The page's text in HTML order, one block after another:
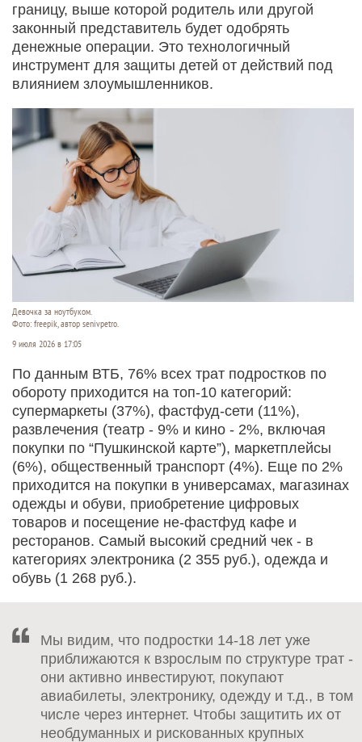
границу, выше которой родитель или другой
законный представитель будет одобрять
денежные операции. Это технологичный
инструмент для защиты детей от действий под
влиянием злоумышленников.
Девочка за ноутбуком.
Фото: freepik, автор senivpetro.
9 июля 2026 в 17:05
По данным ВТБ, 76% всех трат подростков по
обороту приходится на топ-10 категорий:
супермаркеты (37%), фастфуд-сети (11%),
развлечения (театр - 9% и кино - 2%, включая
покупки по “Пушкинской карте”), маркетплейсы
(6%), общественный транспорт (4%). Еще по 2%
приходится на покупки в универсамах, магазинах
одежды и обуви, приобретение цифровых
товаров и посещение не-фастфуд кафе и
ресторанов. Самый высокий средний чек - в
категориях электроника (2 355 руб.), одежда и
обувь (1 268 руб.).
Мы видим, что подростки 14-18 лет уже
приближаются к взрослым по структуре трат -
они активно инвестируют, покупают
авиабилеты, электронику, одежду и т.д., в том
числе через интернет. Чтобы защитить их от
необдуманных и рискованных крупных